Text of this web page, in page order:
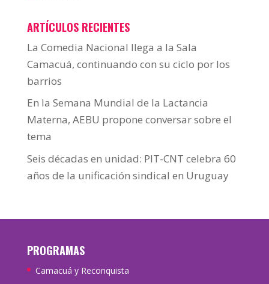
ARTÍCULOS RECIENTES
La Comedia Nacional llega a la Sala
Camacuá, continuando con su ciclo por los
barrios
En la Semana Mundial de la Lactancia
Materna, AEBU propone conversar sobre el
tema
Seis décadas en unidad: PIT-CNT celebra 60
años de la unificación sindical en Uruguay
PROGRAMAS
Camacuá y Reconquista